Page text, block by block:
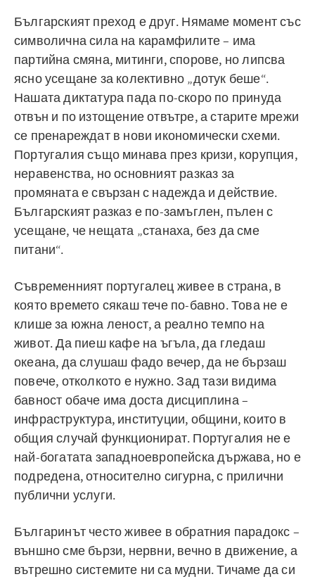
Българският преход е друг. Нямаме момент със
символична сила на карамфилите – има
партийна смяна, митинги, спорове, но липсва
ясно усещане за колективно „дотук беше“.
Нашата диктатура пада по-скоро по принуда
отвън и по изтощение отвътре, а старите мрежи
се пренареждат в нови икономически схеми.
Португалия също минава през кризи, корупция,
неравенства, но основният разказ за
промяната е свързан с надежда и действие.
Българският разказ е по-замъглен, пълен с
усещане, че нещата „станаха, без да сме
питани“.
Съвременният португалец живее в страна, в
която времето сякаш тече по-бавно. Това не е
клише за южна леност, а реално темпо на
живот. Да пиеш кафе на ъгъла, да гледаш
океана, да слушаш фадо вечер, да не бързаш
повече, отколкото е нужно. Зад тази видима
бавност обаче има доста дисциплина –
инфраструктура, институции, общини, които в
общия случай функционират. Португалия не е
най-богатата западноевропейска държава, но е
подредена, относително сигурна, с прилични
публични услуги.
Българинът често живее в обратния парадокс –
външно сме бързи, нервни, вечно в движение, а
вътрешно системите ни са мудни. Тичаме да си